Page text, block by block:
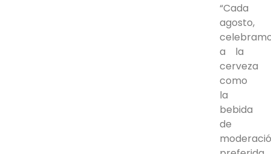
“Cada
agosto,
a la
cerveza
como
la
bebida
de